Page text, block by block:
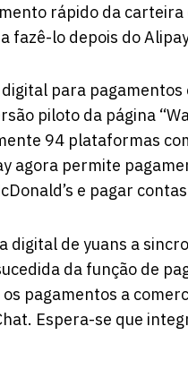
rápido da carteira
fazê-lo depois do
para
piloto da página
94 plataformas
agora permite
e pagar
de yuans a
da função de
pagamentos a
Espera-se que